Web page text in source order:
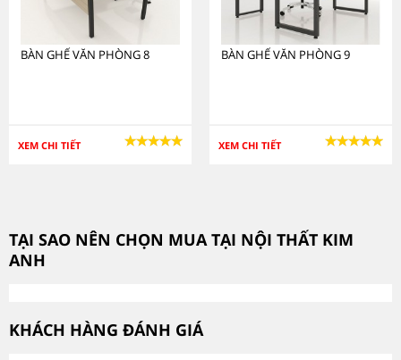
BÀN GHẾ VĂN PHÒNG 8
XEM CHI TIẾT
BÀN GHẾ VĂN PHÒNG 9
XEM CHI TIẾT
TẠI SAO NÊN CHỌN MUA TẠI NỘI THẤT KIM
ANH
KHÁCH HÀNG ĐÁNH GIÁ